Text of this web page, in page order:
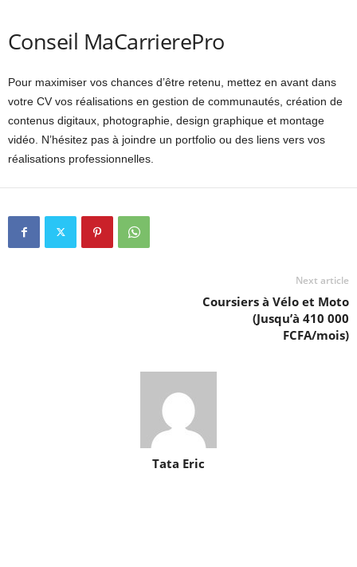
Conseil MaCarrierePro
Pour maximiser vos chances d’être retenu, mettez en avant dans
votre CV vos réalisations en gestion de communautés, création de
contenus digitaux, photographie, design graphique et montage
vidéo. N’hésitez pas à joindre un portfolio ou des liens vers vos
réalisations professionnelles.
Next article
Coursiers à Vélo et Moto
(Jusqu’à 410 000
FCFA/mois)
Tata Eric